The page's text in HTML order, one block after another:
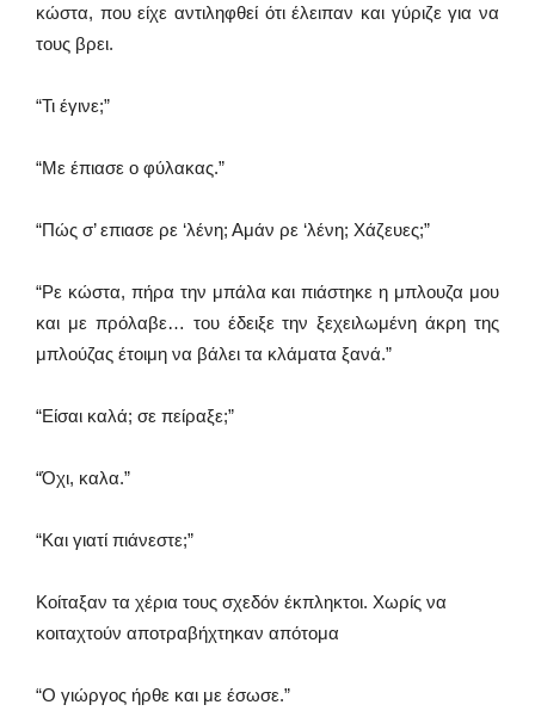
κώστα, που είχε αντιληφθεί ότι έλειπαν και γύριζε για να
τους βρει.
“Τι έγινε;”
“Με έπιασε ο φύλακας.”
“Πώς σ’ επιασε ρε ‘λένη; Αμάν ρε ‘λένη; Χάζευες;”
“Ρε κώστα, πήρα την μπάλα και πιάστηκε η μπλουζα μου
και με πρόλαβε… του έδειξε την ξεχειλωμένη άκρη της
μπλούζας έτοιμη να βάλει τα κλάματα ξανά.”
“Είσαι καλά; σε πείραξε;”
“Όχι, καλα.”
“Και γιατί πιάνεστε;”
Κοίταξαν τα χέρια τους σχεδόν έκπληκτοι. Χωρίς να
κοιταχτούν αποτραβήχτηκαν απότομα
“Ο γιώργος ήρθε και με έσωσε.”